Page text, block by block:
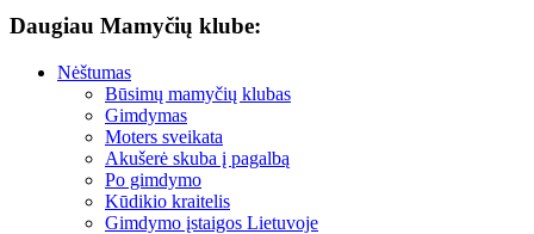
Daugiau Mamyčių klube:
Nėštumas
Būsimų mamyčių klubas
Gimdymas
Moters sveikata
Akušerė skuba į pagalbą
Po gimdymo
Kūdikio kraitelis
Gimdymo įstaigos Lietuvoje